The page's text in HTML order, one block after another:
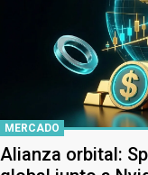
MERCADO
Alianza orbital: